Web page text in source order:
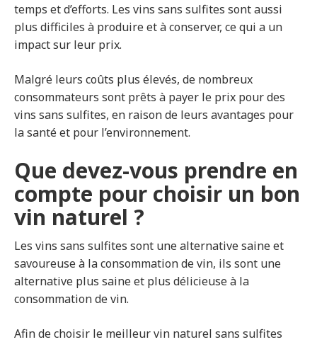
temps et d’efforts. Les vins sans sulfites sont aussi
plus difficiles à produire et à conserver, ce qui a un
impact sur leur prix.
Malgré leurs coûts plus élevés, de nombreux
consommateurs sont prêts à payer le prix pour des
vins sans sulfites, en raison de leurs avantages pour
la santé et pour l’environnement.
Que devez-vous prendre en
compte pour choisir un bon
vin naturel ?
Les vins sans sulfites sont une alternative saine et
savoureuse à la consommation de vin, ils sont une
alternative plus saine et plus délicieuse à la
consommation de vin.
Afin de choisir le meilleur vin naturel sans sulfites